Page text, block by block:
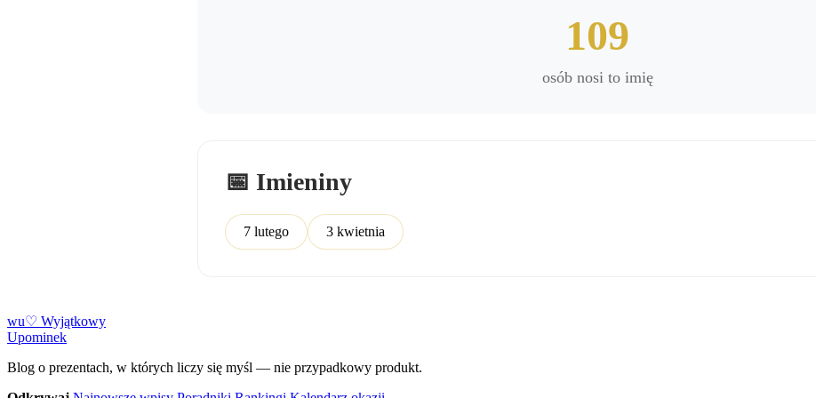
109
osób nosi to imię
📅 Imieniny
7 lutego 3 kwietnia
wu♡ Wyjątkowy
Upominek
Blog o prezentach, w których liczy się myśl — nie przypadkowy produkt.